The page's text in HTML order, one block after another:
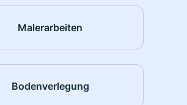
Malerarbeiten
Bodenverlegung